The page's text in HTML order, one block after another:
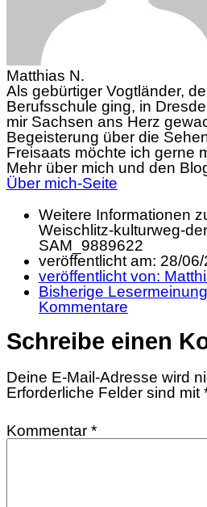
Matthias N.
Als gebürtiger Vogtländer,
Berufsschule ging, in
mir Sachsen ans Herz
Begeisterung über die
Freisaats möchte ich gerne
Mehr über mich und den
Über mich-Seite
Weitere Informationen
Weischlitz-kulturweg-
SAM_9889622
veröffentlicht am: 28/
veröffentlicht von:
Bisherige
Kommentare
Schreibe einen
Deine E-Mail-Adresse wird
Erforderliche Felder sind mit
Kommentar *